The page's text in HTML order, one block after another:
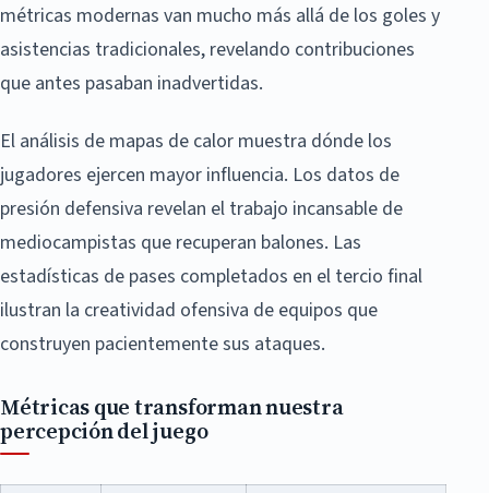
métricas modernas van mucho más allá de los goles y
asistencias tradicionales, revelando contribuciones
que antes pasaban inadvertidas.
El análisis de mapas de calor muestra dónde los
jugadores ejercen mayor influencia. Los datos de
presión defensiva revelan el trabajo incansable de
mediocampistas que recuperan balones. Las
estadísticas de pases completados en el tercio final
ilustran la creatividad ofensiva de equipos que
construyen pacientemente sus ataques.
Métricas que transforman nuestra
percepción del juego